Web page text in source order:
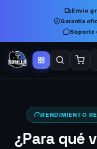
Envío
Garantía
Soporte
RENDIMIENTO
¿Para qué